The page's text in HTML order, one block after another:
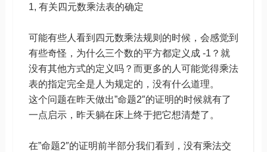
1, 有关四元数乘法表的确定
可能有些人看到四元数乘法规则的时候，会感觉到
有些奇怪，为什么三个数的平方都定义成 -1？就
没有其他方式的定义吗？而更多的人可能觉得乘法
表的指定完全是人为规定的，没有什么道理。
这个问题在昨天做出”命题2″的证明的时候就有了
一点启示，昨天躺在床上终于把它想清楚了。
在”命题2″的证明前半部分我们看到，没有乘法交